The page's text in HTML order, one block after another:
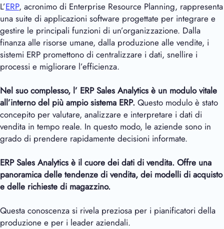
L’ERP, acronimo di Enterprise Resource Planning, rappresenta
una suite di applicazioni software progettate per integrare e
gestire le principali funzioni di un’organizzazione. Dalla
finanza alle risorse umane, dalla produzione alle vendite, i
sistemi ERP promettono di centralizzare i dati, snellire i
processi e migliorare l’efficienza.
Nel suo complesso, l’ ERP Sales Analytics è un modulo vitale
all’interno del più ampio sistema ERP. Questo modulo è stato
concepito per valutare, analizzare e interpretare i dati di
vendita in tempo reale. In questo modo, le aziende sono in
grado di prendere rapidamente decisioni informate.
ERP Sales Analytics è il cuore dei dati di vendita. Offre una
panoramica delle tendenze di vendita, dei modelli di acquisto
e delle richieste di magazzino.
Questa conoscenza si rivela preziosa per i pianificatori della
produzione e per i leader aziendali.